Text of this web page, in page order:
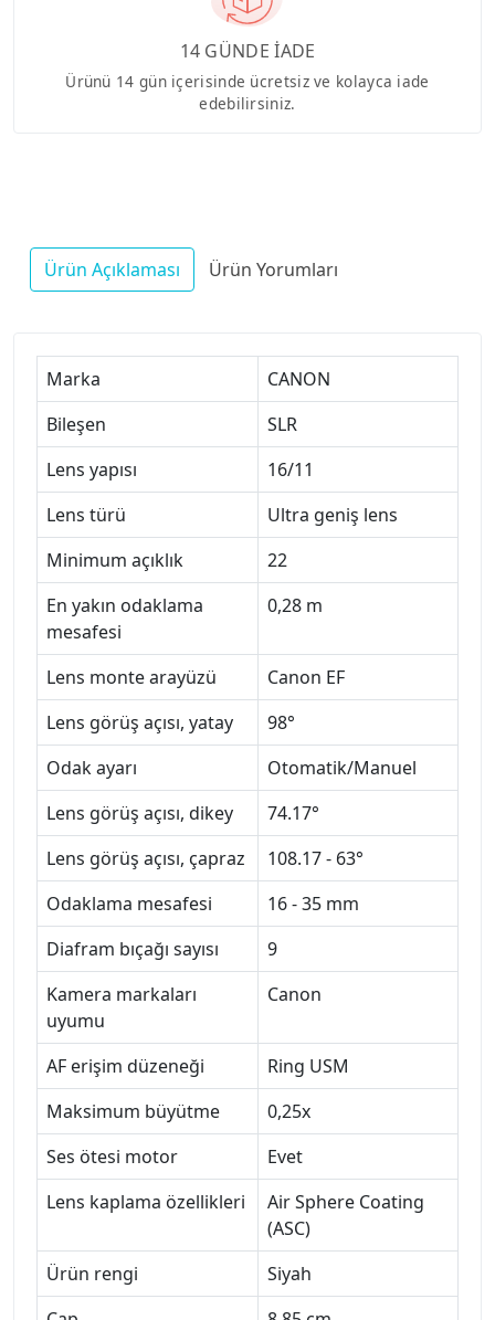
14 GÜNDE İADE
Ürünü 14 gün içerisinde ücretsiz ve kolayca iade
edebilirsiniz.
Ürün Açıklaması Ürün Yorumları
Marka
CANON
Bileşen
SLR
Lens yapısı
16/11
Lens türü
Ultra geniş lens
Minimum açıklık
22
En yakın odaklama
mesafesi
0,28 m
Lens monte arayüzü
Canon EF
Lens görüş açısı, yatay
98°
Odak ayarı
Otomatik/Manuel
Lens görüş açısı, dikey
74.17°
Lens görüş açısı, çapraz
108.17 - 63°
Odaklama mesafesi
16 - 35 mm
Diafram bıçağı sayısı
9
Kamera markaları
uyumu
Canon
AF erişim düzeneği
Ring USM
Maksimum büyütme
0,25x
Ses ötesi motor
Evet
Lens kaplama özellikleri
Air Sphere Coating
(ASC)
Ürün rengi
Siyah